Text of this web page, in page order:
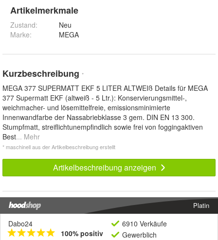
Artikelmerkmale
Zustand:
Neu
Marke:
MEGA
Kurzbeschreibung *
MEGA 377 SUPERMATT EKF 5 LITER ALTWEIß Details für MEGA
377 Supermatt EKF (altweiß - 5 Ltr.): Konservierungsmittel-,
weichmacher- und lösemittelfreie, emissionsminimierte
Innenwandfarbe der Nassabriebklasse 3 gem. DIN EN 13 300.
Stumpfmatt, streiflichtunempfindlich sowie frei von foggingaktiven
Best... Mehr
* maschinell aus der Artikelbeschreibung erstellt
Artikelbeschreibung anzeigen
Platin
Dabo24
100% positiv
6910 Verkäufe
Gewerblich